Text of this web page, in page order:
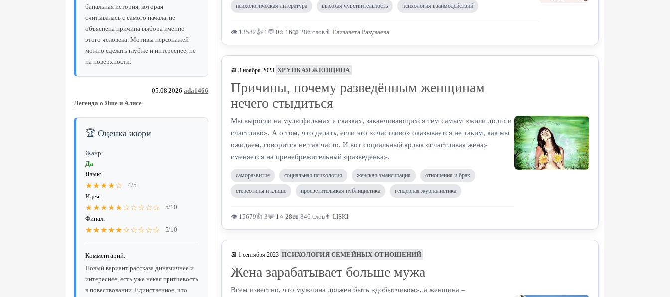
банальная история, которая
считывалась с самого начала, не
объяснена причина выбора именно
этого человека. Мотивы персонажей
можно сделать глубже и интереснее, не
на поверхности.
05.08.2026 ada1466
Легенда о Яше и Алисе
🏆 Оценка жюри
Жанр:
Да
Язык:
★★★★☆
4/5
Идея:
★★★★★☆☆☆☆☆
5/10
Финал:
★★★★★☆☆☆☆☆ 5/10
Комментарий:
Новый вариант рассказа динамичнее и
интереснее, есть уже некая притчевость
в повествовании. Единственное, что
психологическая литература высокая чувствительность психология взаимодействий
👁 13582👍 1💬 0⭐ 16📖 286 слов 👨 Елизавета Разуваева
📆 3 ноября 2023 ХРУПКАЯ ЖЕНЩИНА
Причины, почему разведённым женщинам
нечего стыдиться
Мы выросли на мультфильмах и сказках, заканчивающихся тем самым «жили долго и
счастливо». А о том, что делать, если это «счастливо» оказывается не таким, как мы
ожидаем, говорится не так часто. И вот социальный ярлык «счастливая жена»
сменяется на пренебрежительный «разведёнка».
саморазвитие социальная психология женская эмансипация отношения и брак
стереотипы и клише просветительская публицистика гендерная журналистика
👁 15679👍 3💬 1⭐ 28📖 846 слов 👨 LISKI
📆 1 сентября 2023 ПСИХОЛОГИЯ СЕМЕЙНЫХ ОТНОШЕНИЙ
Жена зарабатывает больше мужа
Всем известно, что мужчина должен быть «добытчиком», а женщина –